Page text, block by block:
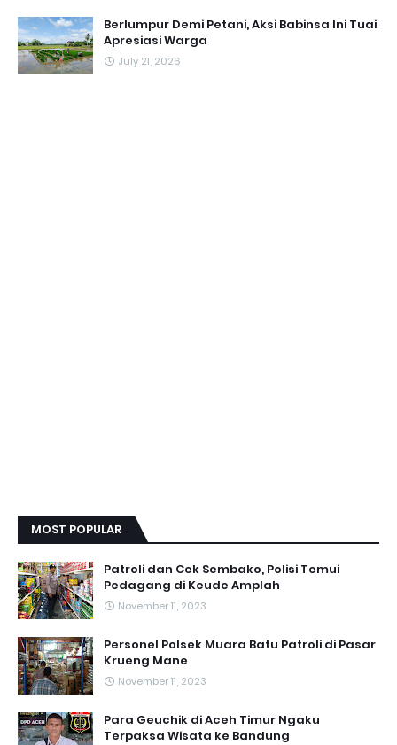
Berlumpur Demi Petani, Aksi Babinsa Ini Tuai
Apresiasi Warga
July 21, 2026
MOST POPULAR
Patroli dan Cek Sembako, Polisi Temui
Pedagang di Keude Amplah
November 11, 2023
Personel Polsek Muara Batu Patroli di Pasar
Krueng Mane
November 11, 2023
Para Geuchik di Aceh Timur Ngaku
Terpaksa Wisata ke Bandung